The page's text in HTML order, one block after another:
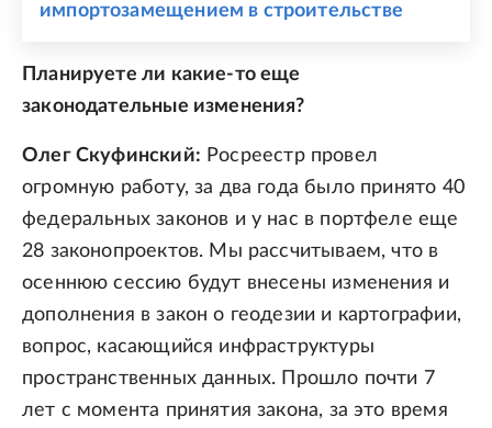
импортозамещением в строительстве
Планируете ли какие-то еще
законодательные изменения?
Олег Скуфинский: Росреестр провел
огромную работу, за два года было принято 40
федеральных законов и у нас в портфеле еще
28 законопроектов. Мы рассчитываем, что в
осеннюю сессию будут внесены изменения и
дополнения в закон о геодезии и картографии,
вопрос, касающийся инфраструктуры
пространственных данных. Прошло почти 7
лет с момента принятия закона, за это время